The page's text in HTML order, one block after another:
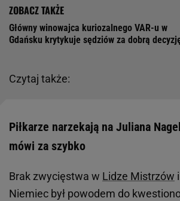
Czytaj także:
Główny winowajca kuriozalnego VAR-u w
Gdańsku krytykuje sędziów za dobrą
Piłkarze narzekają na Juliana
mówi za szybko
Brak zwycięstwa w Lidze Mistrzów
Niemiec był powodem do